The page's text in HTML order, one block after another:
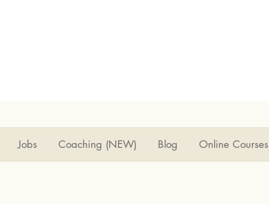
Jobs Coaching (NEW) Blog Online Courses